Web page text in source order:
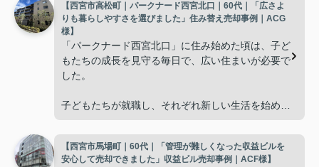
【西宮市高松町｜パークナード西宮北口｜60代｜「広さよ
りも暮らしやすさを選びました」住み替え売却事例｜ACG
様】
「パークナード西宮北口」に住み始めた頃は、子ど
もたちの成長を見守る毎日で、広い住まいが必要で
した。
子どもたちが就職し、それぞれ新しい生活を始める
使わない部屋が増え、
【西宮市馬場町｜60代｜「管理が難しくなった収益ビルを
安心して売却できました」収益ビル売却事例｜ACF様】